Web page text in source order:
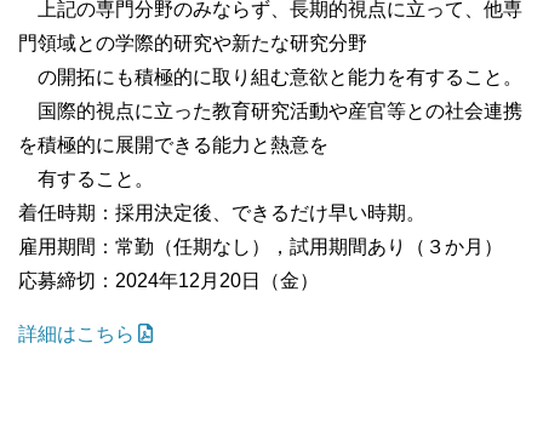
上記の専門分野のみならず、長期的視点に立って、他専
門領域との学際的研究や新たな研究分野
の開拓にも積極的に取り組む意欲と能力を有すること。
国際的視点に立った教育研究活動や産官等との社会連携
を積極的に展開できる能力と熱意を
有すること。
着任時期：採用決定後、できるだけ早い時期。
雇用期間：常勤（任期なし），試用期間あり（３か月）
応募締切：2024年12月20日（金）
詳細はこちら